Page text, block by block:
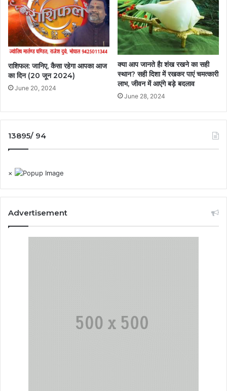
राशिफल: जानिए, कैसा रहेगा आपका आज
का दिन (20 जून 2024)
June 20, 2024
क्‍या आप जानते हैा शंख रखने का सही
स्थान? सही दिशा में रखकर पाएं चमत्कारी
लाभ, जीवन में आएंगे बड़े बदलाव
June 28, 2024
13895/ 94
×
Advertisement